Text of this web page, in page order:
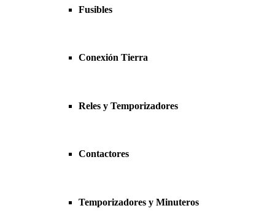
Fusibles
Conexión Tierra
Reles y Temporizadores
Contactores
Temporizadores y Minuteros